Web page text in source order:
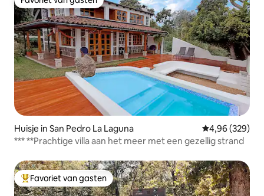
Favoriet van gasten
Huisje in San Pedro La Laguna Gemiddelde
4,96 (329)
*** **Prachtige villa aan het meer met een gezellig strand
Topfavoriet van gasten
Favoriet van gasten